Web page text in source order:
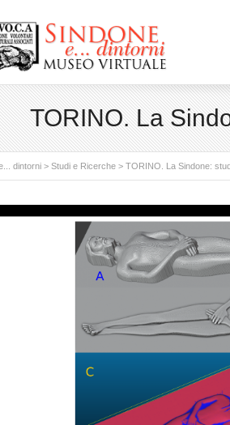
TORINO. La
dintorni > Studi e Ricerche > TORINO. La Sindone: